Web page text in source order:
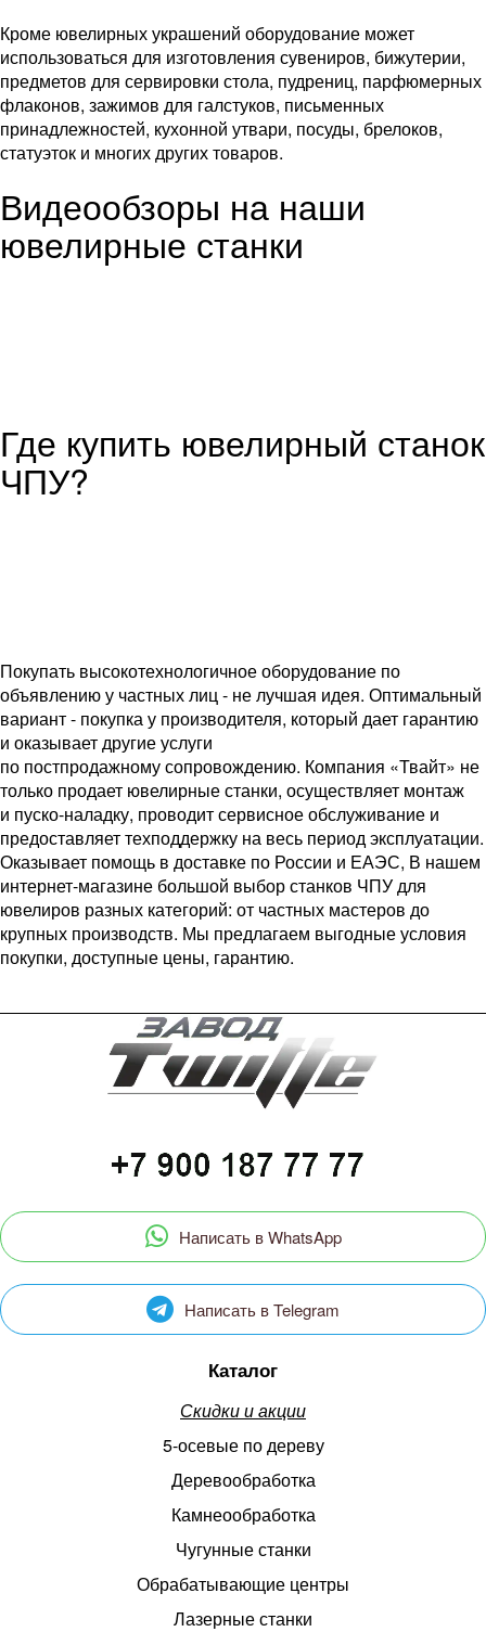
Кроме ювелирных украшений оборудование может
использоваться для изготовления сувениров, бижутерии,
предметов для сервировки стола, пудрениц, парфюмерных
флаконов, зажимов для галстуков, письменных
принадлежностей, кухонной утвари, посуды, брелоков,
статуэток и многих других товаров.
Видеообзоры на наши
ювелирные станки
Где купить ювелирный станок
ЧПУ?
Покупать высокотехнологичное оборудование по
объявлению у частных лиц - не лучшая идея. Оптимальный
вариант - покупка у производителя, который дает гарантию
и оказывает другие услуги
по постпродажному сопровождению. Компания «Твайт» не
только продает ювелирные станки, осуществляет монтаж
и пуско-наладку, проводит сервисное обслуживание и
предоставляет техподдержку на весь период эксплуатации.
Оказывает помощь в доставке по России и ЕАЭС, В нашем
интернет-магазине большой выбор станков ЧПУ для
ювелиров разных категорий: от частных мастеров до
крупных производств. Мы предлагаем выгодные условия
покупки, доступные цены, гарантию.
Написать в WhatsApp
Написать в Telegram
Каталог
Скидки и акции
5-осевые по дереву
Деревообработка
Камнеообработка
Чугунные станки
Обрабатывающие центры
Лазерные станки